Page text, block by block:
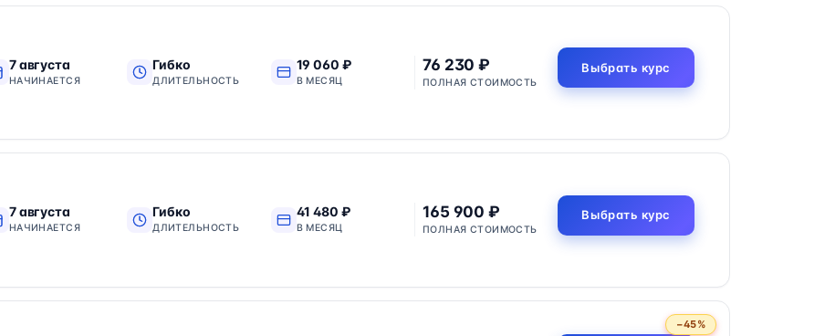
7 августа
НАЧИНАЕТСЯ
Гибко
ДЛИТЕЛЬНОСТЬ
19 060 ₽
В МЕСЯЦ
76 230 ₽
ПОЛНАЯ СТОИМОСТЬ
Выбрать курс
7 августа
НАЧИНАЕТСЯ
Гибко
ДЛИТЕЛЬНОСТЬ
41 480 ₽
В МЕСЯЦ
165 900 ₽
ПОЛНАЯ СТОИМОСТЬ
Выбрать курс
−45%